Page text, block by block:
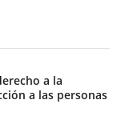
a la
a las personas